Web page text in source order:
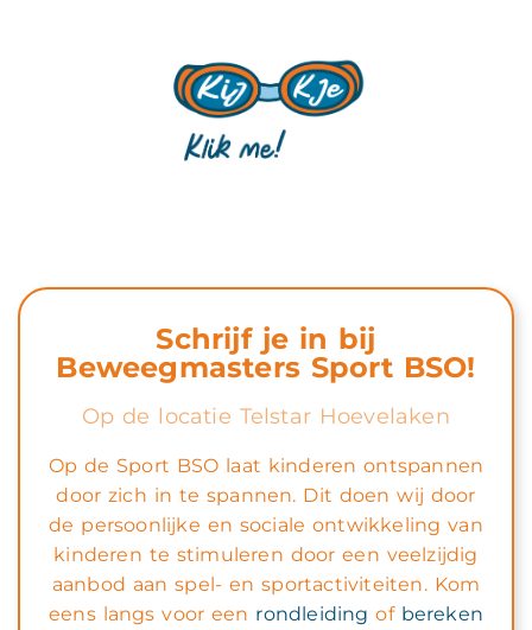
Schrijf je in bij
Beweegmasters Sport BSO!
Op de locatie Telstar Hoevelaken
Op de Sport BSO laat kinderen ontspannen
door zich in te spannen. Dit doen wij door
de persoonlijke en sociale ontwikkeling van
kinderen te stimuleren door een veelzijdig
aanbod aan spel- en sportactiviteiten. Kom
eens langs voor een rondleiding of bereken